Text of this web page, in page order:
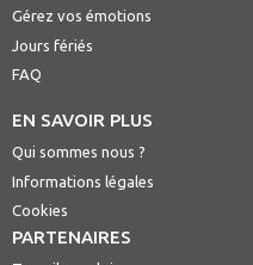
Gérez vos émotions
Jours fériés
FAQ
EN SAVOIR PLUS
Qui sommes nous ?
Informations légales
Cookies
PARTENAIRES